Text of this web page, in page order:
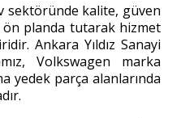
sektöründe kalite, güven
planda tutarak hizmet
Ankara Yıldız Sanayi
Volkswagen marka
yedek parça alanlarında